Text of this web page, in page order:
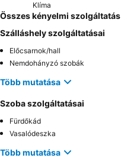
Klíma
Összes kényelmi szolgáltatás
Szálláshely szolgáltatásai
Előcsarnok/hall
Nemdohányzó szobák
Több mutatása
Szoba szolgáltatásai
Fürdőkád
Vasalódeszka
Több mutatása